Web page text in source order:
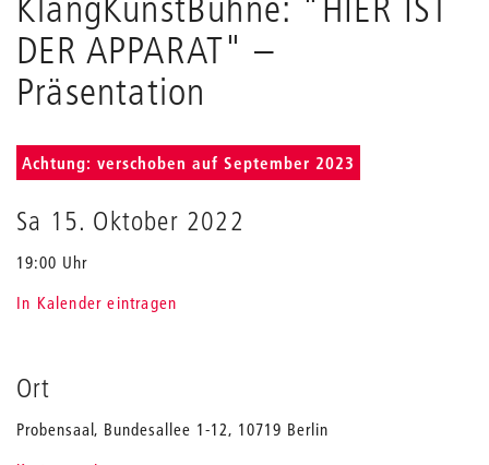
auf
der
Webseite
IST
DER
APPARAT"
DER APPARAT" –
Präsentation
Achtung: verschoben auf September 2023
Sa 15. Oktober 2022
19:00 Uhr
In Kalender eintragen
Ort
Probensaal, Bundesallee 1-12, 10719 Berlin